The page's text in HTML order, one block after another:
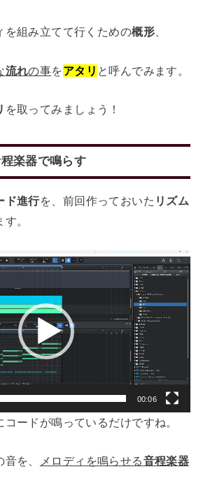
を組み立てて行くための概形、
流れの事をアタリ と呼んでみます。
を取ってみましょう！
楽器で鳴らす
ド進行を、前回作っておいた リズム
。
00:06
ードが鳴っているだけですね。
を、 メロディを鳴らせる音程楽器